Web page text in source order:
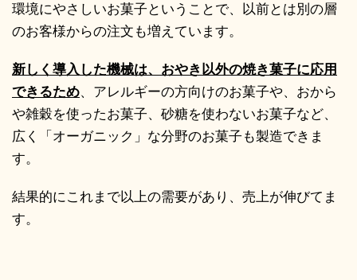
環境にやさしいお菓子ということで、以前とは別の層
のお客様からの注文も増えています。
新しく導入した機械は、おやき以外の焼き菓子に応用
できるため、アレルギーの方向けのお菓子や、おから
や雑穀を使ったお菓子、砂糖を使わないお菓子など、
広く「オーガニック」な分野のお菓子も製造できま
す。
結果的にこれまで以上の需要があり、売上が伸びてま
す。